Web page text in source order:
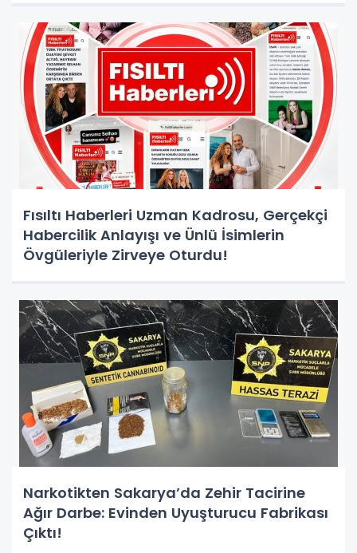
Fısıltı Haberleri Uzman Kadrosu, Gerçekçi
Habercilik Anlayışı ve Ünlü İsimlerin
Övgüleriyle Zirveye Oturdu!
Narkotikten Sakarya’da Zehir Tacirine
Ağır Darbe: Evinden Uyuşturucu Fabrikası
Çıktı!